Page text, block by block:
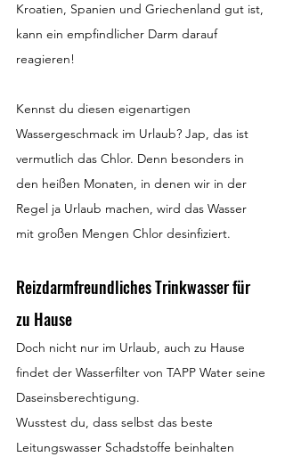
Kroatien, Spanien und Griechenland gut ist,
kann ein empfindlicher Darm darauf
reagieren!
Kennst du diesen eigenartigen
Wassergeschmack im Urlaub? Jap, das ist
vermutlich das Chlor. Denn besonders in
den heißen Monaten, in denen wir in der
Regel ja Urlaub machen, wird das Wasser
mit großen Mengen Chlor desinfiziert.
Reizdarmfreundliches Trinkwasser für
zu Hause
Doch nicht nur im Urlaub, auch zu Hause
findet der Wasserfilter von TAPP Water seine
Daseinsberechtigung.
Wusstest du, dass selbst das beste
Leitungswasser Schadstoffe beinhalten